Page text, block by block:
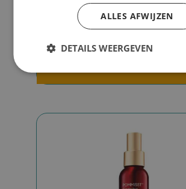
ALLES AFWIJZEN
DETAILS WEERGEVEN